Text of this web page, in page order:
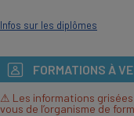
Infos sur les diplômes
FORMATIONS À
⚠ Les informations
vous de l’organisme de